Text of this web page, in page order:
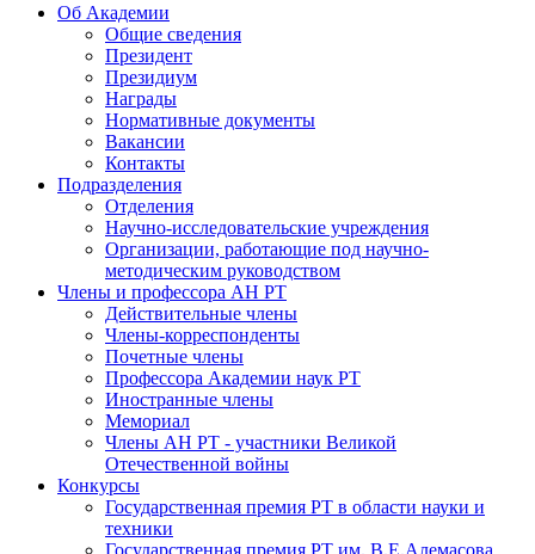
Об Академии
Общие сведения
Президент
Президиум
Награды
Нормативные документы
Вакансии
Контакты
Подразделения
Отделения
Научно-исследовательские учреждения
Организации, работающие под научно-
методическим руководством
Члены и профессора АН РТ
Действительные члены
Члены-корреспонденты
Почетные члены
Профессора Академии наук РТ
Иностранные члены
Мемориал
Члены АН РТ - участники Великой
Отечественной войны
Конкурсы
Государственная премия РТ в области науки и
техники
Государственная премия РТ им. В.Е.Алемасова